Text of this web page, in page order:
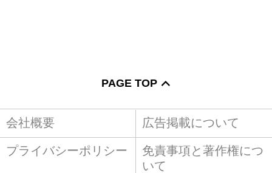
PAGE TOP
会社概要 広告掲載について
プライバシーポリシー
免責事項と著作権につ
いて